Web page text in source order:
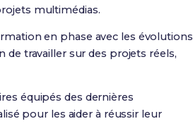
multimédias.
en phase avec les évolutions
de travailler sur des projets réels,
équipés des dernières
pour les aider à réussir leur